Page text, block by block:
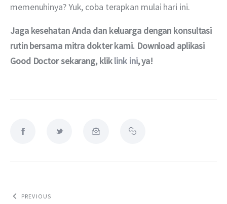
memenuhinya? Yuk, coba terapkan mulai hari ini.
Jaga kesehatan Anda dan keluarga dengan konsultasi
rutin bersama mitra dokter kami. Download aplikasi
Good Doctor sekarang, klik link ini, ya!
PREVIOUS